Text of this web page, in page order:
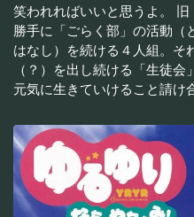
笑われればいいと思うよ。
勝手に「ごらく部」の活動（
はなし）を続ける４人組。そ
（？）を出し続ける「生徒
元気に生きていけること請け